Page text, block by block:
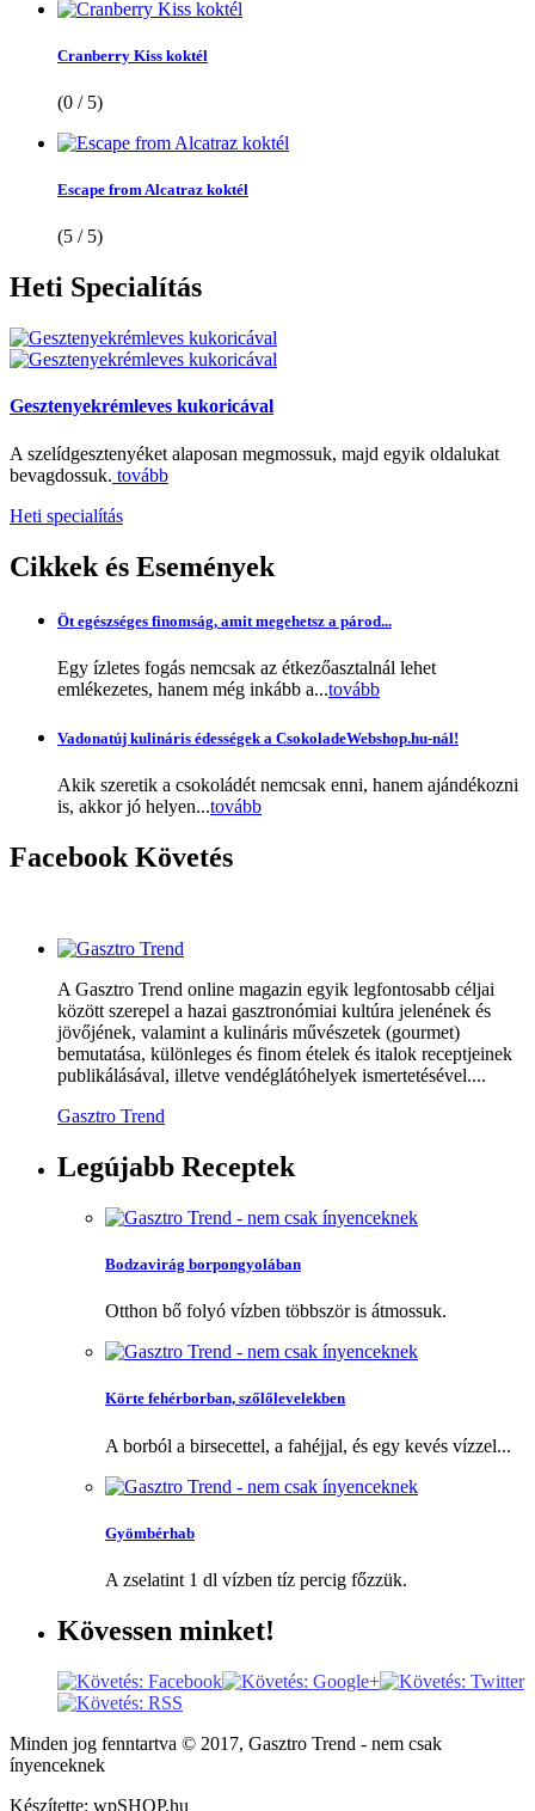
Cranberry Kiss koktél
(0 / 5)
Escape from Alcatraz koktél
(5 / 5)
Heti Specialítás
Gesztenyekrémleves kukoricával
A szelídgesztenyéket alaposan megmossuk, majd egyik oldalukat
bevagdossuk. tovább
Heti specialítás
Cikkek és Események
Öt egészséges finomság, amit megehetsz a párod...
Egy ízletes fogás nemcsak az étkezőasztalnál lehet
emlékezetes, hanem még inkább a...tovább
Vadonatúj kulináris édességek a CsokoladeWebshop.hu-nál!
Akik szeretik a csokoládét nemcsak enni, hanem ajándékozni
is, akkor jó helyen...tovább
Facebook Követés
A Gasztro Trend online magazin egyik legfontosabb céljai
között szerepel a hazai gasztronómiai kultúra jelenének és
jövőjének, valamint a kulináris művészetek (gourmet)
bemutatása, különleges és finom ételek és italok receptjeinek
publikálásával, illetve vendéglátóhelyek ismertetésével....
Gasztro Trend
Legújabb Receptek
Bodzavirág borpongyolában
Otthon bő folyó vízben többször is átmossuk.
Körte fehérborban, szőlőlevelekben
A borból a birsecettel, a fahéjjal, és egy kevés vízzel...
Gyömbérhab
A zselatint 1 dl vízben tíz percig főzzük.
Kövessen minket!
Minden jog fenntartva © 2017, Gasztro Trend - nem csak
ínyenceknek
Készítette: wpSHOP.hu